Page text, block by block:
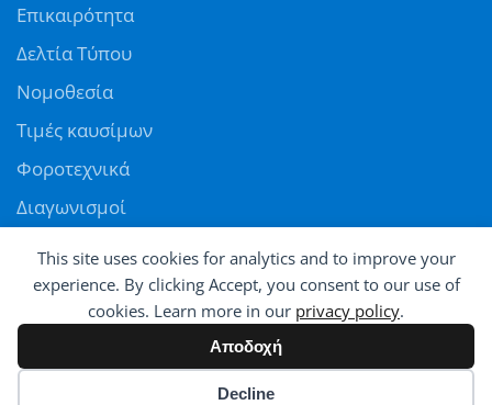
This site uses cookies for analytics and to improve your
experience. By clicking Accept, you consent to our use of
cookies. Learn more in our privacy policy.
Αποδοχή
Decline
Επικαιρότητα
Δελτία Τύπου
Νομοθεσία
Τιμές καυσίμων
Φοροτεχνικά
Διαγωνισμοί
Αγγελίες
Θέσεις εργασίας
ΠΑΝΕΛΛΗΝΙΑ ΟΜΟΣΠΟΝΔΙΑ ΠΡΑΤΗΡΙΟΥΧΩΝ ΕΜΠΟΡΩΝ ΚΑΥΣΙΜΩΝ
© All rights reserved - Powered byAvatar